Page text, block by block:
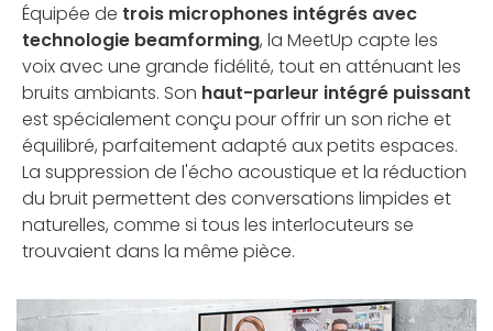
Équipée de trois microphones intégrés avec
technologie beamforming, la MeetUp capte les
voix avec une grande fidélité, tout en atténuant les
bruits ambiants. Son haut-parleur intégré puissant
est spécialement conçu pour offrir un son riche et
équilibré, parfaitement adapté aux petits espaces.
La suppression de l'écho acoustique et la réduction
du bruit permettent des conversations limpides et
naturelles, comme si tous les interlocuteurs se
trouvaient dans la même pièce.